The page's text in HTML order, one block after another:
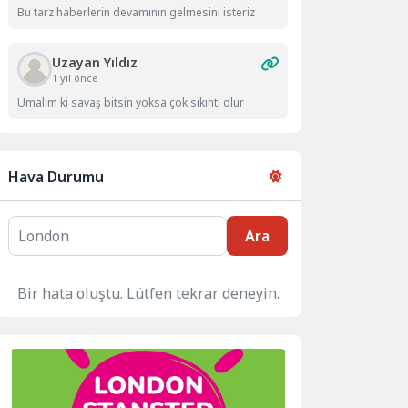
Bu tarz haberlerin devamının gelmesini isteriz
Uzayan Yıldız
1 yıl önce
Umalım ki savaş bitsin yoksa çok sıkıntı olur
Hava Durumu
Ara
Bir hata oluştu. Lütfen tekrar deneyin.